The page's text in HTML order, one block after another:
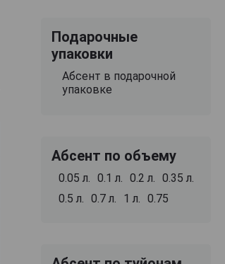
Подарочные
упаковки
Абсент в подарочной
упаковке
Абсент по объему
0.05 л. 0.1 л. 0.2 л.
0.35 л.
0.5 л.
0.7 л. 1 л. 0.75